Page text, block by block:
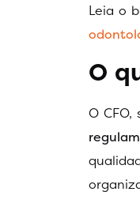
Leia o
O
O CFO,